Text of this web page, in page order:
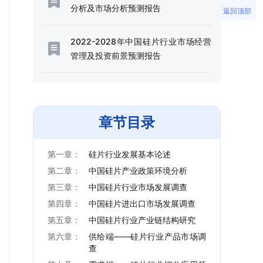
分析及市场分析预测报告
2022-2028年中国硅片行业市场经营
管理及投资前景预测报告
章节目录
第一章：
硅片行业发展基本论述
第二章：
中国硅片产业政策环境分析
第三章：
中国硅片行业市场发展调查
第四章：
中国硅片进出口市场发展调查
第五章：
中国硅片行业产业链结构研究
第六章：
供给端——硅片行业产品市场调
查
返回顶部